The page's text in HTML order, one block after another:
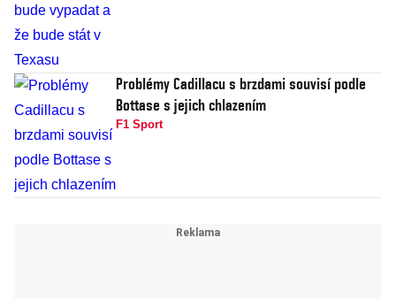
Problémy Cadillacu s brzdami souvisí podle
Bottase s jejich chlazením
F1 Sport